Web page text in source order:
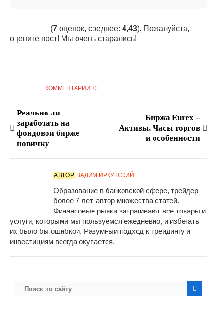
(7 оценок, среднее: 4,43). Пожалуйста,
оцените пост! Мы очень старались!
КОММЕНТАРИИ: 0
Реально ли
заработать на
фондовой бирже
новичку
Биржа Eurex –
Активы, Часы торгов
и особенности
АВТОР ВАДИМ ИРКУТСКИЙ
Образование в банковской сфере, трейдер
более 7 лет, автор множества статей.
Финансовые рынки затрагивают все товары и
услуги, которыми мы пользуемся ежедневно, и избегать
их было бы ошибкой. Разумный подход к трейдингу и
инвестициям всегда окупается.